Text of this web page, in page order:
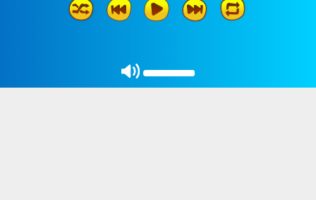
Вот какой рассеянный с улицы Бассейной